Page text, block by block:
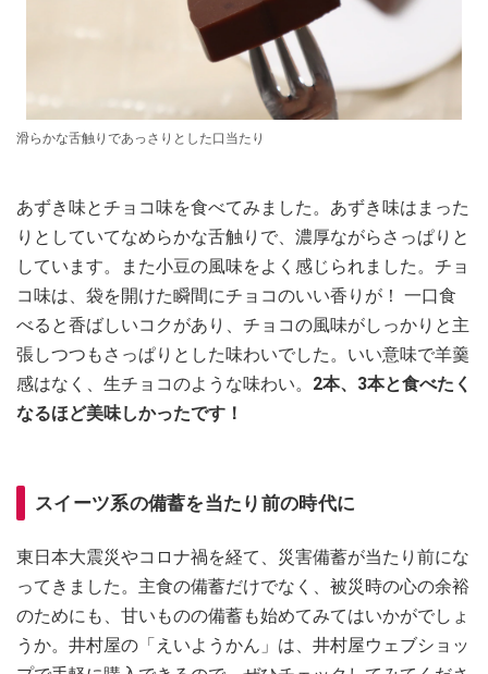
滑らかな舌触りであっさりとした口当たり
あずき味とチョコ味を食べてみました。あずき味はまった
りとしていてなめらかな舌触りで、濃厚ながらさっぱりと
しています。また小豆の風味をよく感じられました。チョ
コ味は、袋を開けた瞬間にチョコのいい香りが！ 一口食
べると香ばしいコクがあり、チョコの風味がしっかりと主
張しつつもさっぱりとした味わいでした。いい意味で羊羹
感はなく、生チョコのような味わい。 2本、3本と食べたく
なるほど美味しかったです！
スイーツ系の備蓄を当たり前の時代に
東日本大震災やコロナ禍を経て、災害備蓄が当たり前にな
ってきました。主食の備蓄だけでなく、被災時の心の余裕
のためにも、甘いものの備蓄も始めてみてはいかがでしょ
うか。井村屋の「えいようかん」は、井村屋ウェブショッ